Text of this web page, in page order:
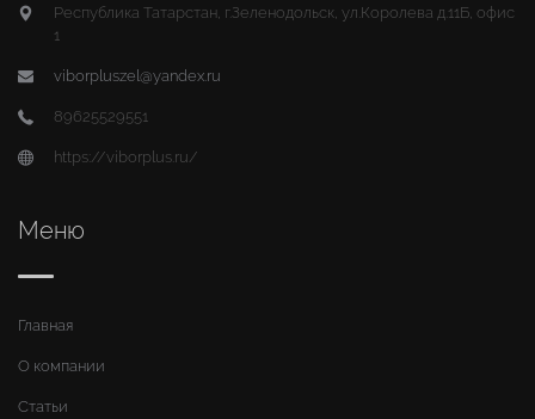
Республика Татарстан, г.Зеленодольск, ул.Королева д.11Б, офис
1
viborpluszel@yandex.ru
89625529551
https://viborplus.ru/
Меню
Главная
О компании
Статьи